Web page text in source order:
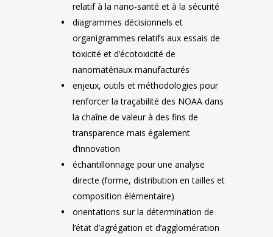
relatif à la nano-santé et à la sécurité
diagrammes décisionnels et
organigrammes relatifs aux essais de
toxicité et d’écotoxicité de
nanomatériaux manufacturés
enjeux, outils et méthodologies pour
renforcer la traçabilité des NOAA dans
la chaîne de valeur à des fins de
transparence mais également
d’innovation
échantillonnage pour une analyse
directe (forme, distribution en tailles et
composition élémentaire)
orientations sur la détermination de
l’état d’agrégation et d’agglomération